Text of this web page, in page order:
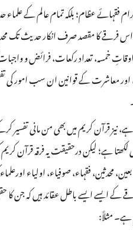
عظام؛ بلکہ تمام عالم کے
کا مقصد صرف انکار حدیث تک
اوقاتِ خمسہ، تعداد رکعات، فرائض و
اور معاشرت کے قوانین ان سب امور
نیز قرآن کریم میں بھی من مانی تفسیر
لکھتا ہے؛ لیکن درحقیقت یہ فرقہ قرآن
محدثین، فقہاء، صوفیاء، اولیاء
ایسے باطل عقائد ہیں کہ جن کا
ہے۔ مثلاً: